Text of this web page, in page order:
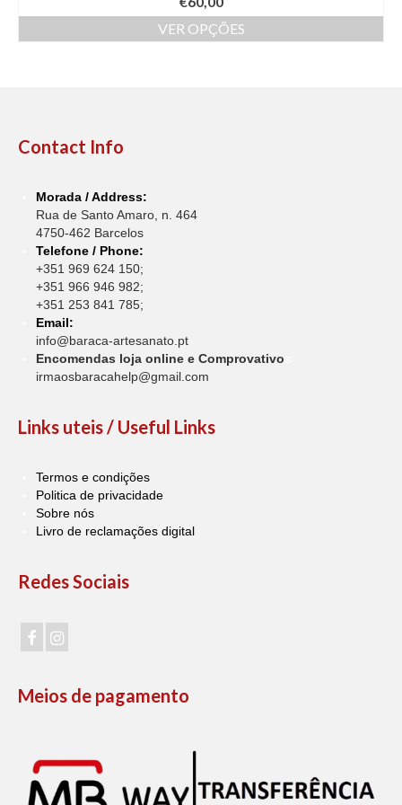
VER OPÇÕES
Contact Info
Morada / Address:
Rua de Santo Amaro, n. 464
4750-462 Barcelos
Telefone / Phone:
+351 969 624 150;
+351 966 946 982;
+351 253 841 785;
Email:
info@baraca-artesanato.pt
Encomendas loja online e Comprovativo
irmaosbaracahelp@gmail.com
Links uteis / Useful Links
Termos e condições
Politica de privacidade
Sobre nós
Livro de reclamações digital
Redes Sociais
Meios de pagamento